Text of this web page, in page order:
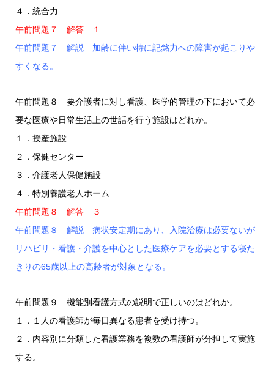
４．統合力
午前問題７ 解答 １
午前問題７ 解説 加齢に伴い特に記銘力への障害が起こりや
すくなる。
午前問題８ 要介護者に対し看護、医学的管理の下において必
要な医療や日常生活上の世話を行う施設はどれか。
１．授産施設
２．保健センター
３．介護老人保健施設
４．特別養護老人ホーム
午前問題８ 解答 ３
午前問題８ 解説 病状安定期にあり、入院治療は必要ないが
リハビリ・看護・介護を中心とした医療ケアを必要とする寝た
きりの65歳以上の高齢者が対象となる。
午前問題９ 機能別看護方式の説明で正しいのはどれか。
１．１人の看護師が毎日異なる患者を受け持つ。
２．内容別に分類した看護業務を複数の看護師が分担して実施
する。